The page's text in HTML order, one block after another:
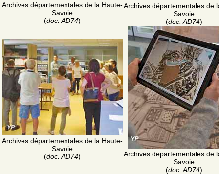
Archives départementales de la Haute-
Savoie
(doc. AD74)
Archives départementales de
Savoie
(doc. AD74)
Archives départementales de la Haute-
Savoie
(doc. AD74)
Archives départementales de
Savoie
(doc. AD74)